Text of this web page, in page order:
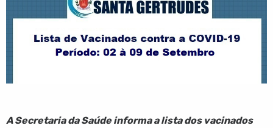
A Secretaria da Saúde informa a lista dos vacinados